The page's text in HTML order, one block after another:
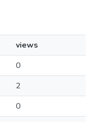
views
0
2
0